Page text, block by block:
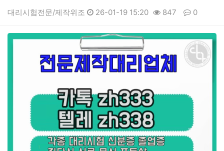
대리시험전문/제작위조 26-01-19 15:20 847 0
본문